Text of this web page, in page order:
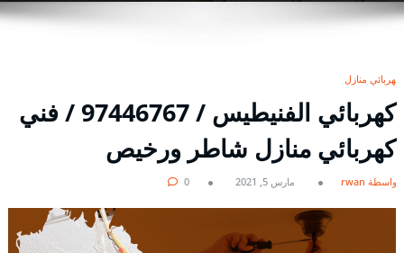
كهربائي منازل
كهربائي الفنيطيس / 97446767 / فني
كهربائي منازل شاطر ورخيص
بواسطة rwan مارس 5, 2021 0